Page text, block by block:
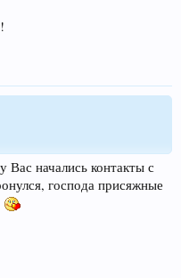
начались контакты с
господа присяжные